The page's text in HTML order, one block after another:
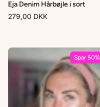
Eja Denim Hårbøjle i sort
279,00 DKK
Spar 50%